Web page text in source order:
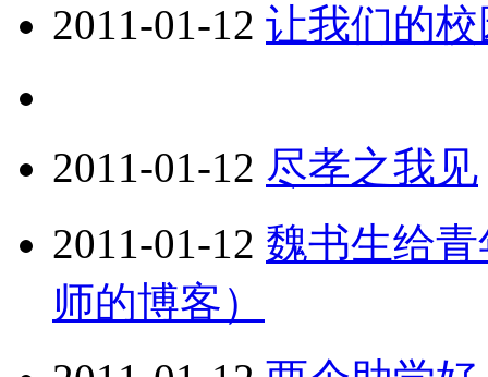
2011-01-12 让我们的
2011-01-12 尽孝之我见
2011-01-12 魏书生给
师的博客）